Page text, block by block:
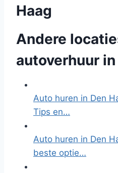
Haag
Andere
autoverhuur
Auto huren in Den
Tips en…
Auto huren in Den
beste optie…